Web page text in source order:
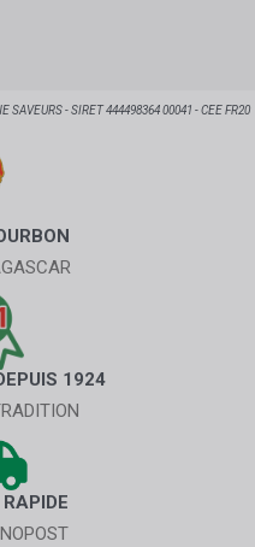
- SIRET 444498364 00041 - CEE FR20
1924